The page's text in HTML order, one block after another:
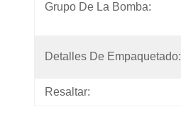
Grupo De La Bomba:
Detalles De Empaquetado:
Resaltar: